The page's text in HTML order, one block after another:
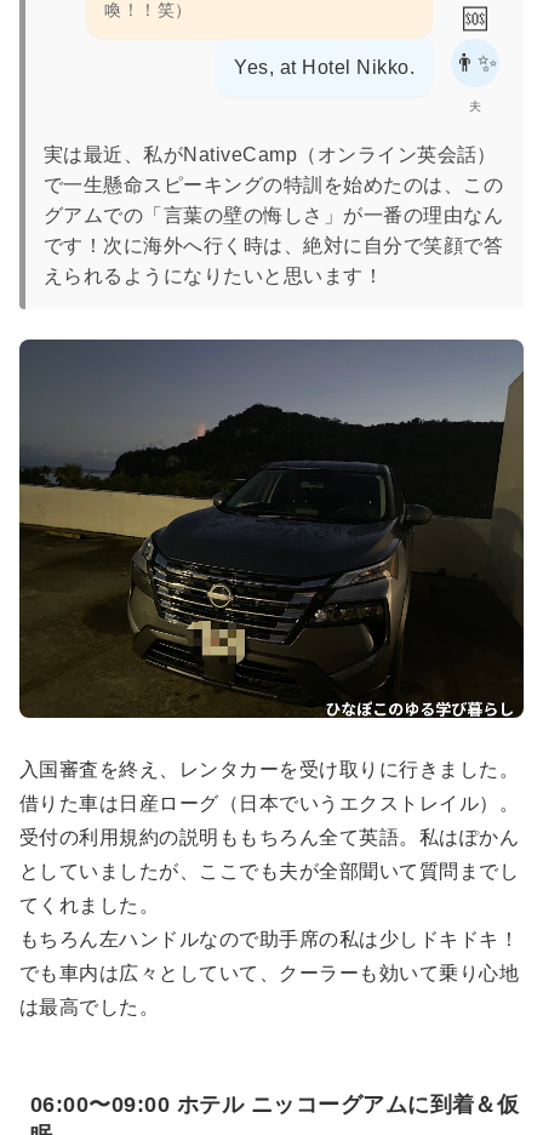
🆘
喚！！笑）
👨✨
夫
Yes, at Hotel Nikko.
実は最近、私がNativeCamp（オンライン英会話）
で一生懸命スピーキングの特訓を始めたのは、この
グアムでの「言葉の壁の悔しさ」が一番の理由なん
です！次に海外へ行く時は、絶対に自分で笑顔で答
えられるようになりたいと思います！
入国審査を終え、レンタカーを受け取りに行きました。
借りた車は日産ローグ（日本でいうエクストレイル）。
受付の利用規約の説明ももちろん全て英語。私はぽかん
としていましたが、ここでも夫が全部聞いて質問までし
てくれました。
もちろん左ハンドルなので助手席の私は少しドキドキ！
でも車内は広々としていて、クーラーも効いて乗り心地
は最高でした。
06:00〜09:00 ホテル ニッコーグアムに到着＆仮